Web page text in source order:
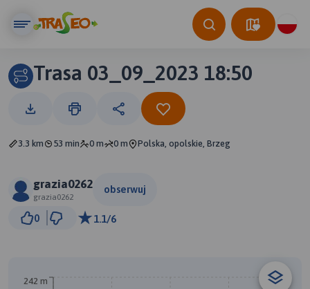
Trasa 03_09_2023 18:50
3.3 km 53 min 0 m 0 m Polska, opolskie, Brzeg
grazia0262
grazia0262
obserwuj
0 1.1/6
242 m